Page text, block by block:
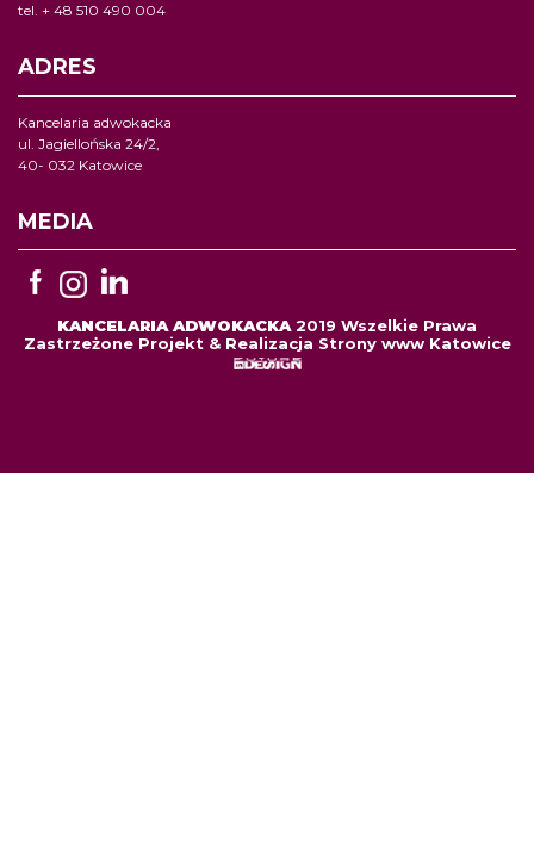
tel. + 48 510 490 004
ADRES
Kancelaria adwokacka
ul. Jagiellońska 24/2,
40- 032 Katowice
MEDIA
KANCELARIA ADWOKACKA 2019 Wszelkie Prawa
Zastrzeżone Projekt & Realizacja Strony www Katowice